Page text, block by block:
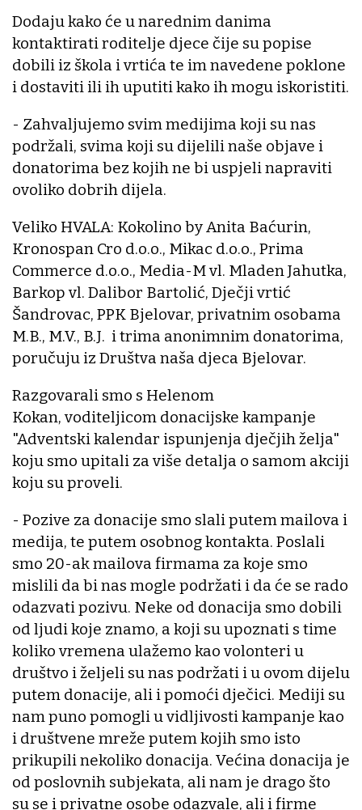
Dodaju kako će u narednim danima
kontaktirati roditelje djece čije su popise
dobili iz škola i vrtića te im navedene poklone
i dostaviti ili ih uputiti kako ih mogu iskoristiti.
- Zahvaljujemo svim medijima koji su nas
podržali, svima koji su dijelili naše objave i
donatorima bez kojih ne bi uspjeli napraviti
ovoliko dobrih dijela.
Veliko HVALA: Kokolino by Anita Baćurin,
Kronospan Cro d.o.o., Mikac d.o.o., Prima
Commerce d.o.o., Media-M vl. Mladen Jahutka,
Barkop vl. Dalibor Bartolić, Dječji vrtić
Šandrovac, PPK Bjelovar, privatnim osobama
M.B., M.V., B.J. i trima anonimnim donatorima,
poručuju iz Društva naša djeca Bjelovar.
Razgovarali smo s Helenom
Kokan, voditeljicom donacijske kampanje
"Adventski kalendar ispunjenja dječjih želja"
koju smo upitali za više detalja o samom akciji
koju su proveli.
- Pozive za donacije smo slali putem mailova i
medija, te putem osobnog kontakta. Poslali
smo 20-ak mailova firmama za koje smo
mislili da bi nas mogle podržati i da će se rado
odazvati pozivu. Neke od donacija smo dobili
od ljudi koje znamo, a koji su upoznati s time
koliko vremena ulažemo kao volonteri u
društvo i željeli su nas podržati i u ovom dijelu
putem donacije, ali i pomoći dječici. Mediji su
nam puno pomogli u vidljivosti kampanje kao
i društvene mreže putem kojih smo isto
prikupili nekoliko donacija. Većina donacija je
od poslovnih subjekata, ali nam je drago što
su se i privatne osobe odazvale, ali i firme